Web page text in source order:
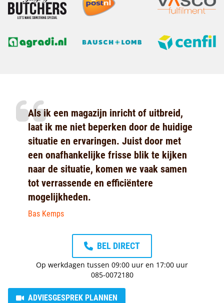
Als ik een magazijn inricht of uitbreid,
laat ik me niet beperken door de huidige
situatie en ervaringen. Juist door met
een onafhankelijke frisse blik te kijken
naar de situatie, komen we vaak samen
tot verrassende en efficiëntere
mogelijkheden.
Bas Kemps
BEL DIRECT
Op werkdagen tussen 09:00 uur en 17:00 uur
085-0072180
ADVIESGESPREK PLANNEN